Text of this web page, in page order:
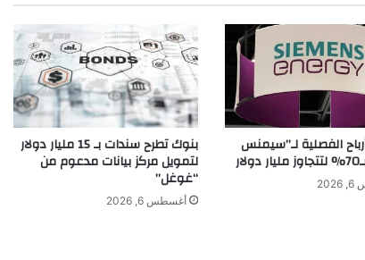
ي
م
ا
ن
و
ص
ا
الفصلية لـ”سيمنس بنوك تطرح سندات بـ 15 مليار دولار
لتمويل مركز بيانات مدعوم من
“غوغل”
أغسطس 6, 2026